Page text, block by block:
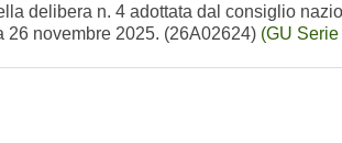
delibera n. 4 adottata dal consiglio
26 novembre 2025. (26A02624) (GU